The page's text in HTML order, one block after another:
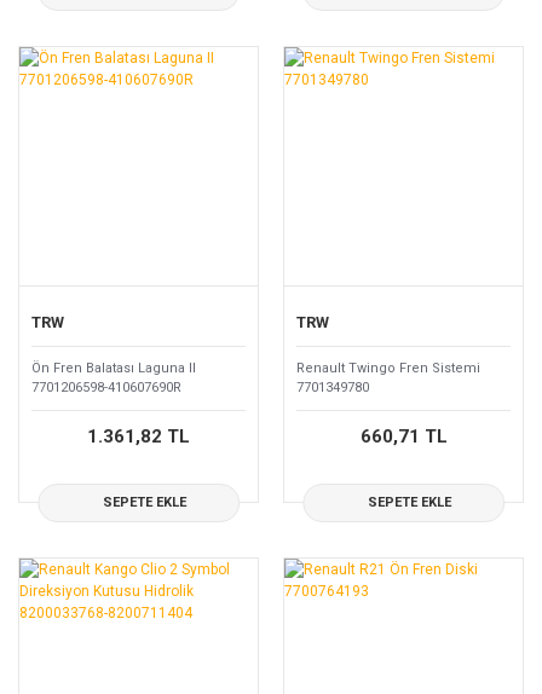
TRW
Ön Fren Balatası Laguna II
7701206598-410607690R
1.361,82 TL
SEPETE EKLE
TRW
Renault Twingo Fren Sistemi
7701349780
660,71 TL
SEPETE EKLE